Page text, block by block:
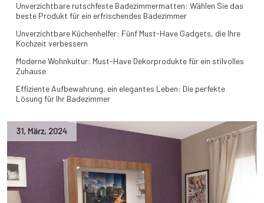
31, März, 2024
Unverzichtbare rutschfeste Badezimmermatten: Wählen Sie das
beste Produkt für ein erfrischendes Badezimmer
Unverzichtbare Küchenhelfer: Fünf Must-Have Gadgets, die Ihre
Kochzeit verbessern
Moderne Wohnkultur: Must-Have Dekorprodukte für ein stilvolles
Zuhause
Effiziente Aufbewahrung, ein elegantes Leben: Die perfekte
Lösung für Ihr Badezimmer